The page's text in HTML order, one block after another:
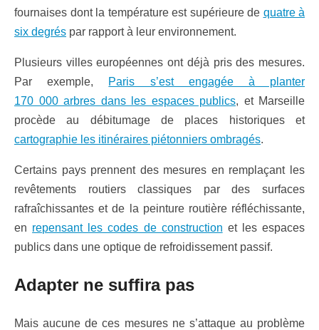
fournaises dont la température est supérieure de quatre à
six degrés par rapport à leur environnement.
Plusieurs villes européennes ont déjà pris des mesures.
Par exemple, Paris s’est engagée à planter
170 000 arbres dans les espaces publics, et Marseille
procède au débitumage de places historiques et
cartographie les itinéraires piétonniers ombragés.
Certains pays prennent des mesures en remplaçant les
revêtements routiers classiques par des surfaces
rafraîchissantes et de la peinture routière réfléchissante,
en repensant les codes de construction et les espaces
publics dans une optique de refroidissement passif.
Adapter ne suffira pas
Mais aucune de ces mesures ne s’attaque au problème